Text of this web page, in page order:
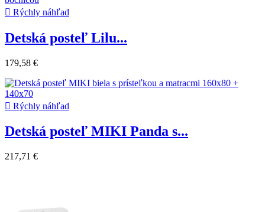
 Rýchly náhľad
Detská posteľ Lilu...
179,58 €
 Rýchly náhľad
Detská posteľ MIKI Panda s...
217,71 €